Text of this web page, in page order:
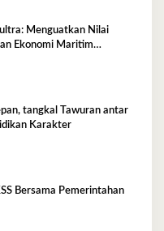
Menguatkan Nilai
Ekonomi Maritim
tangkal Tawuran antar
Karakter
Bersama Pemerintahan